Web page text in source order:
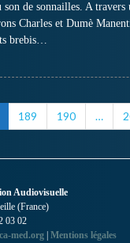
de sonnailles. A travers
Charles et Dumè
brebis…
189 190 …
Audiovisuelle
(France)
03 02
med.org Mentions légales